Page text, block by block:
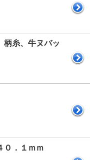
糸、牛ヌバッ
０．１ｍｍ